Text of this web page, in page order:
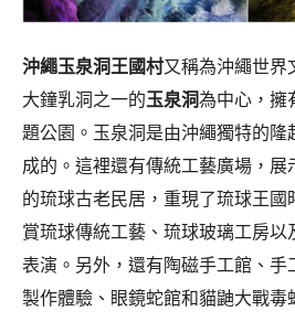
沖繩玉泉洞王國村又稱為沖繩世界
大鐘乳洞之一的玉泉洞為中心，擁
題公園。玉泉洞是由沖繩獨特的隆
成的。這裡還有傳統工藝廣場，展
的琉球古老民居，重現了琉球王國
賞琉球傳統工藝、琉球玻璃工房以
表演。另外，還有陶磁手工館、手
製作體驗、眼鏡蛇館和貓鼬大戰毒